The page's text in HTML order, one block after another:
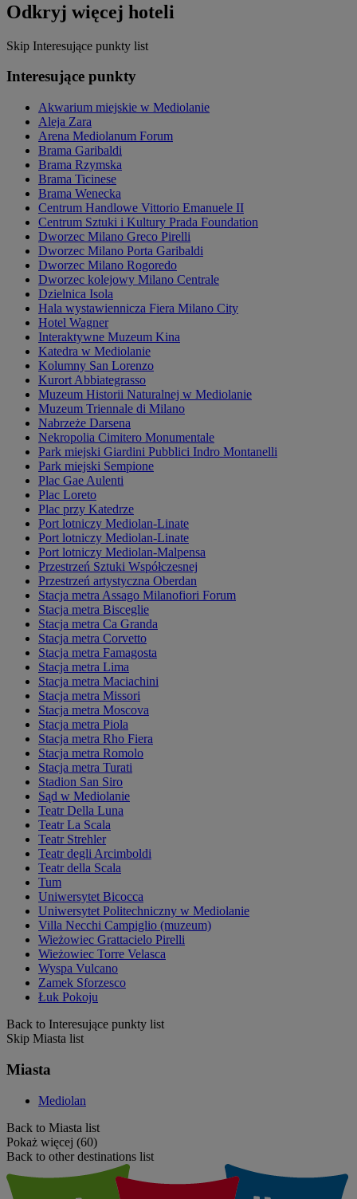
Odkryj więcej hoteli
Skip Interesujące punkty list
Interesujące punkty
Akwarium miejskie w Mediolanie
Aleja Zara
Arena Mediolanum Forum
Brama Garibaldi
Brama Rzymska
Brama Ticinese
Brama Wenecka
Centrum Handlowe Vittorio Emanuele II
Centrum Sztuki i Kultury Prada Foundation
Dworzec Milano Greco Pirelli
Dworzec Milano Porta Garibaldi
Dworzec Milano Rogoredo
Dworzec kolejowy Milano Centrale
Dzielnica Isola
Hala wystawiennicza Fiera Milano City
Hotel Wagner
Interaktywne Muzeum Kina
Katedra w Mediolanie
Kolumny San Lorenzo
Kurort Abbiategrasso
Muzeum Historii Naturalnej w Mediolanie
Muzeum Triennale di Milano
Nabrzeże Darsena
Nekropolia Cimitero Monumentale
Park miejski Giardini Pubblici Indro Montanelli
Park miejski Sempione
Plac Gae Aulenti
Plac Loreto
Plac przy Katedrze
Port lotniczy Mediolan-Linate
Port lotniczy Mediolan-Linate
Port lotniczy Mediolan-Malpensa
Przestrzeń Sztuki Współczesnej
Przestrzeń artystyczna Oberdan
Stacja metra Assago Milanofiori Forum
Stacja metra Bisceglie
Stacja metra Ca Granda
Stacja metra Corvetto
Stacja metra Famagosta
Stacja metra Lima
Stacja metra Maciachini
Stacja metra Missori
Stacja metra Moscova
Stacja metra Piola
Stacja metra Rho Fiera
Stacja metra Romolo
Stacja metra Turati
Stadion San Siro
Sąd w Mediolanie
Teatr Della Luna
Teatr La Scala
Teatr Strehler
Teatr degli Arcimboldi
Teatr della Scala
Tum
Uniwersytet Bicocca
Uniwersytet Politechniczny w Mediolanie
Villa Necchi Campiglio (muzeum)
Wieżowiec Grattacielo Pirelli
Wieżowiec Torre Velasca
Wyspa Vulcano
Zamek Sforzesco
Łuk Pokoju
Back to Interesujące punkty list
Skip Miasta list
Miasta
Mediolan
Back to Miasta list
Pokaż więcej (60)
Back to other destinations list